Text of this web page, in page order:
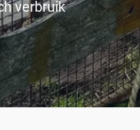
verbruik